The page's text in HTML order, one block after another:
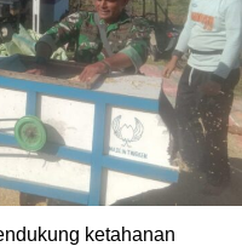
ketahanan